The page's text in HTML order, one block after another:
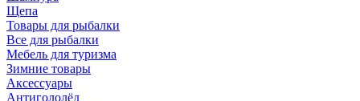
Щепа
Товары для рыбалки
Все для рыбалки
Мебель для туризма
Зимние товары
Аксессуары
Антигололёд